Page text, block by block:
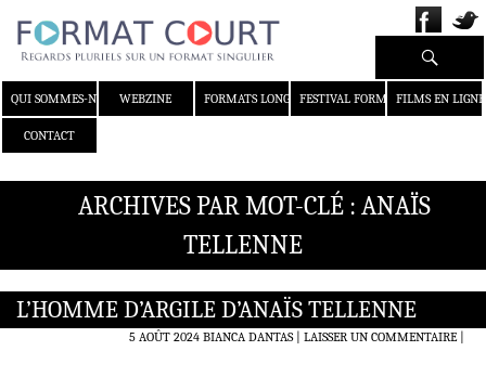
QUI SOMMES-NOUS ?WEBZINE FORMATS LONGS FESTIVAL FORMAT COURT
FILMS EN LIGNE
CONTACT
Recherche
ARCHIVES PAR MOT-CLÉ : ANAÏS
TELLENNE
L’HOMME D’ARGILE D’ANAÏS TELLENNE
5 AOÛT 2024 BIANCA DANTAS LAISSER UN COMMENTAIRE|